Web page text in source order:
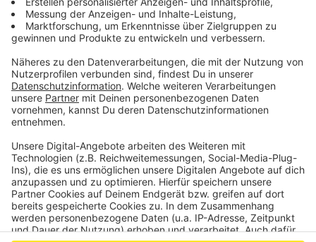
Veröffentlicht:Freitag, 23.04.2021 13:35
Anzeige
Anzeige